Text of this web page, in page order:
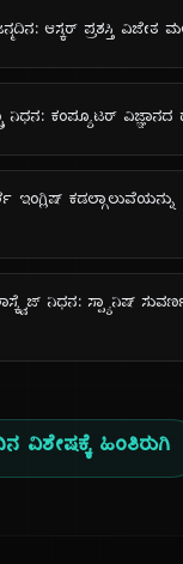
ಆಸ್ಕರ್ ಪ್ರಶಸ್ತಿ ವಿಜೇತ
ನಿಧನ: ಕಂಪ್ಯೂಟರ್
ಇಂಗ್ಲಿಷ್
ನಿಧನ: ಸ್ಪ್ಯಾನಿಷ್
ವಿಶೇಷಕ್ಕೆ ಹಿಂತಿರುಗಿ